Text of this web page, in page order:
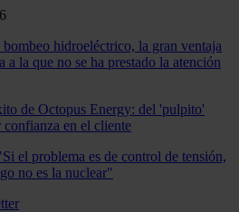
hidroeléctrico, la gran ventaja
a la que no se ha prestado la atención
de Octopus Energy: del 'pulpito'
confianza en el cliente
el problema es de control de tensión,
no es la nuclear"